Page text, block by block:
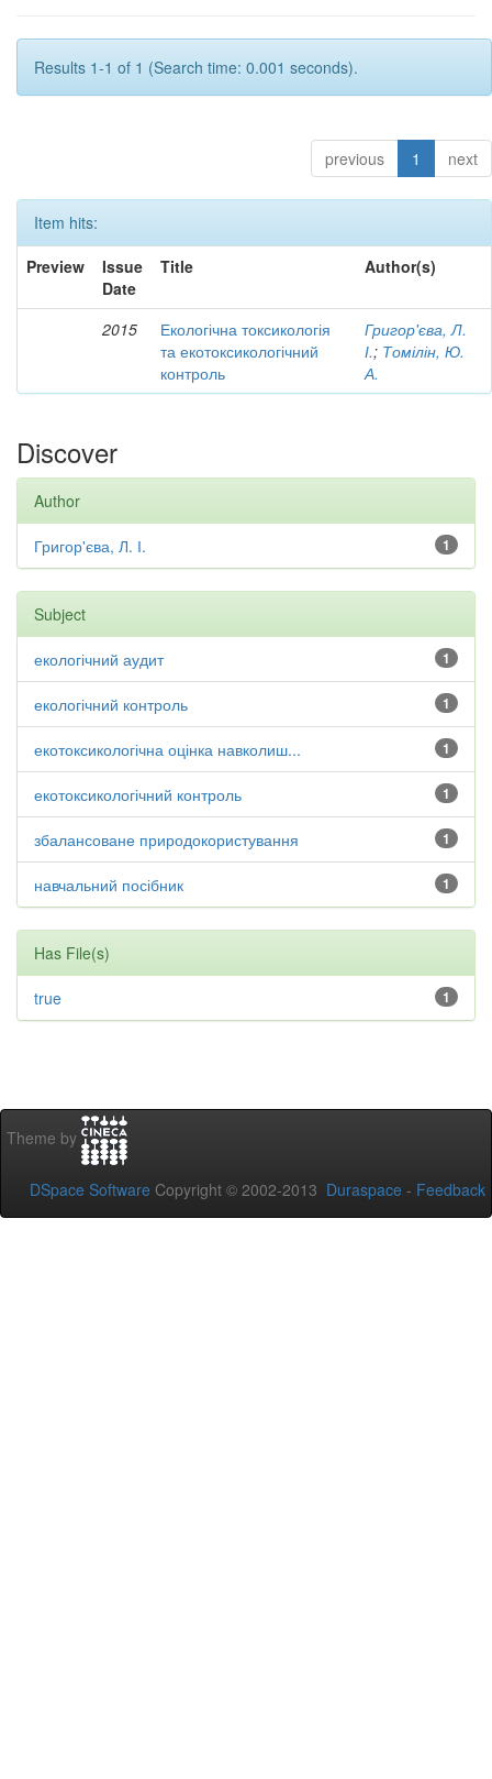
Results 1-1 of 1 (Search time: 0.001 seconds).
previous 1 next
Item hits:
Preview
Issue
Date
Title Author(s)
2015
Екологічна токсикологія
та екотоксикологічний
контроль
Григор'єва, Л.
І.; Томілін, Ю.
А.
Discover
Author
1
Григор'єва, Л. І.
Subject
1
екологічний аудит
1
екологічний контроль
1
екотоксикологічна оцінка навколиш...
1
екотоксикологічний контроль
1
збалансоване природокористування
1
навчальний посібник
Has File(s)
1
true
Theme by
DSpace Software Copyright © 2002-2013 Duraspace - Feedback